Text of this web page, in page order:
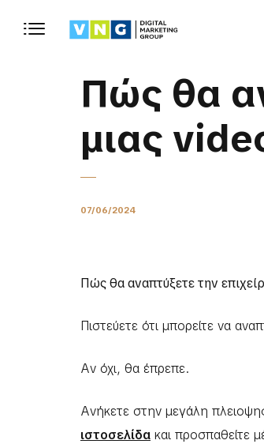
Πώς θα
μιας
07/06/2024
Πώς θα αναπτύξετε την
Πιστεύετε ότι μπορείτε να
Αν όχι, θα έπρεπε.
Ανήκετε στην μεγάλη
ιστοσελίδα και προσπαθείτε